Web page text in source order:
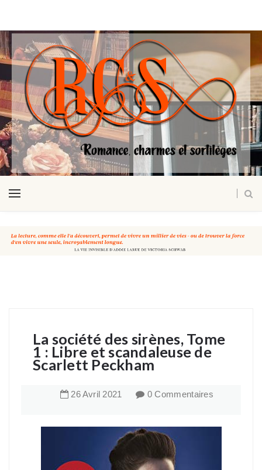
La société des sirènes, Tome
1 : Libre et scandaleuse de
Scarlett Peckham
26Avril 2021 0 Commentaires